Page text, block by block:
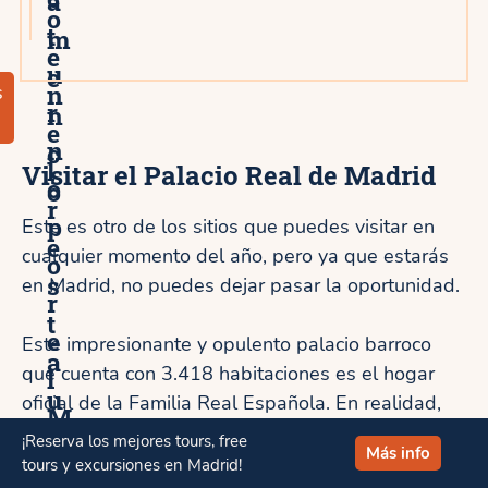
¡Reserva los mejores tours, free
tours y excursiones en Madrid!
Más info
m
e
n
c
o
o
e
n
e
l
r
e
s
t
a
u
r
a
t
u
r
n
o
p
o
r
e
l
M
a
Visitar el Palacio Real de Madrid
Este es otro de los sitios que puedes visitar en
cualquier momento del año, pero ya que estarás
en Madrid, no puedes dejar pasar la oportunidad.
Este impresionante y opulento palacio barroco
que cuenta con 3.418 habitaciones es el hogar
oficial de la Familia Real Española. En realidad,
actualmente residen en el Palacio de la Zarzuela y
esto se usa solo para ceremonias estatales, pero